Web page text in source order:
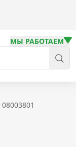
МЫ РАБОТАЕМ